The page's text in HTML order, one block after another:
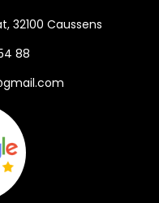
32100 Caussens
88